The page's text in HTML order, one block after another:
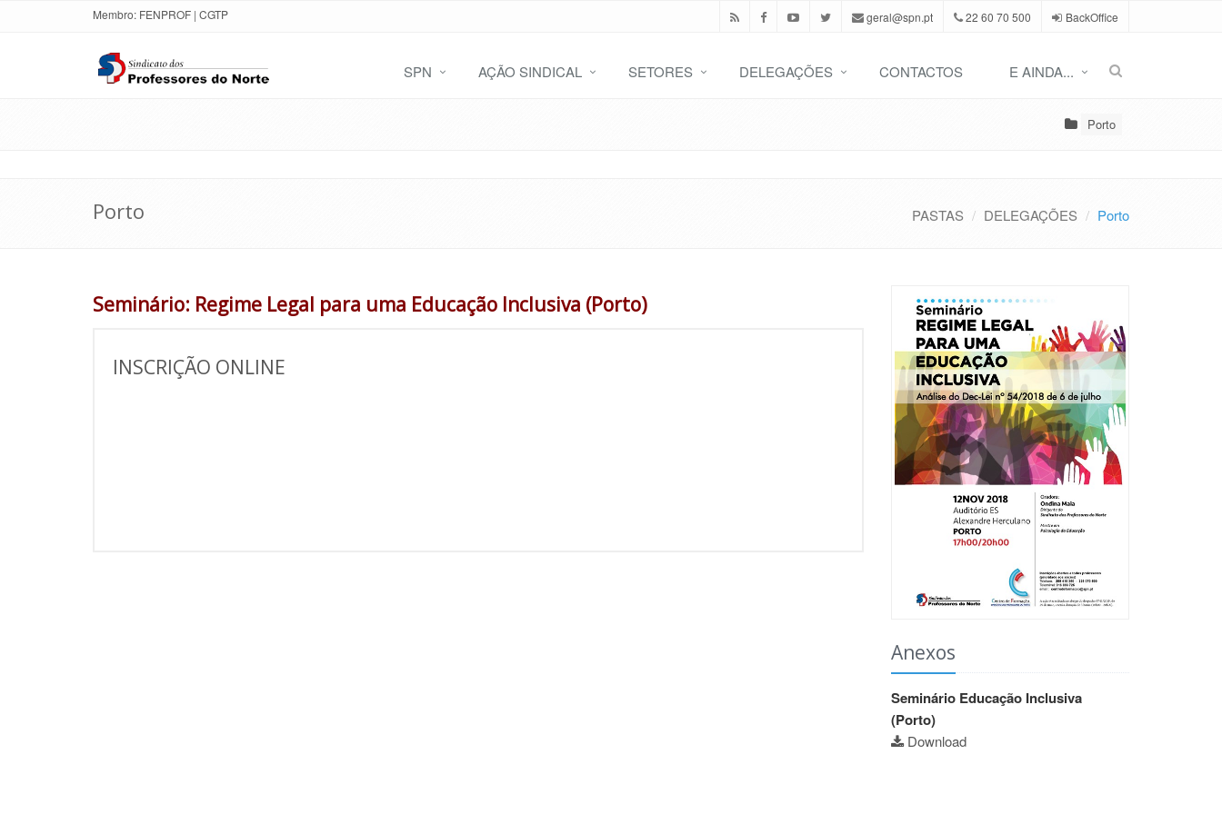
Membro: FENPROF | CGTP geral@spn.pt 22 60 70 500 BackOffice
SPN AÇÃO SINDICAL SETORES DELEGAÇÕES CONTACTOS E AINDA...
Porto
Porto PASTAS DELEGAÇÕES Porto
Seminário: Regime Legal para uma Educação Inclusiva (Porto)
INSCRIÇÃO ONLINE
Anexos
Seminário Educação Inclusiva
(Porto)
Download